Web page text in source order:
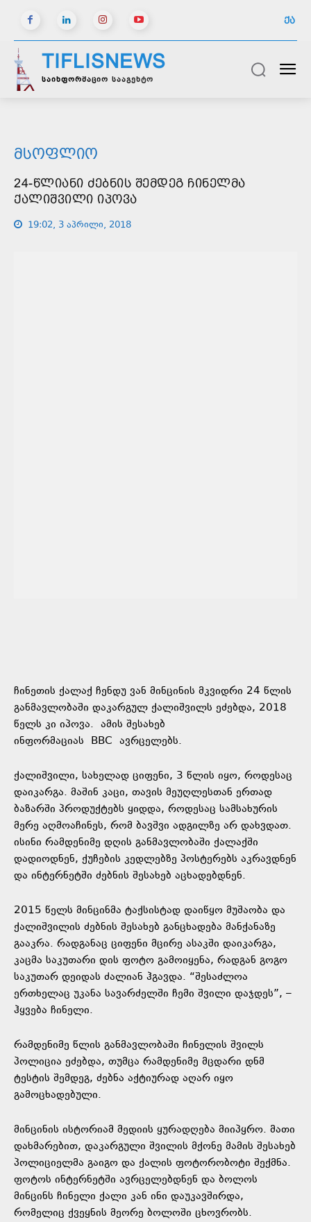
ᲥᲐ
TIFLISNEWS
საინფორმაციო სააგენტო
ᲛᲡᲝᲤᲚᲘᲝ
24-ᲬᲚᲘᲐᲜᲘ ᲫᲔᲑᲜᲘᲡ ᲨᲔᲛᲓᲔᲒ ᲩᲘᲜᲔᲚᲛᲐ
ᲥᲐᲚᲘᲨᲕᲘᲚᲘ ᲘᲞᲝᲕᲐ
19:02, 3 აპრილი, 2018
ჩინეთის ქალაქ ჩენდუ ვან მინცინის მკვიდრი 24 წლის
განმავლობაში დაკარგულ ქალიშვილს ეძებდა, 2018
წელს კი იპოვა. ამის შესახებ
ინფორმაციას BBC ავრცელებს.
ქალიშვილი, სახელად ციფენი, 3 წლის იყო, როდესაც
დაიკარგა. მაშინ კაცი, თავის მეუღლესთან ერთად
ბაზარში პროდუქტებს ყიდდა, როდესაც სამსახურის
მერე აღმოაჩინეს, რომ ბავშვი ადგილზე არ დახვდათ.
ისინი რამდენიმე დღის განმავლობაში ქალაქში
დადიოდნენ, ქუჩების კედლებზე პოსტერებს აკრავდნენ
და ინტერნეტში ძებნის შესახებ აცხადებდნენ.
2015 წელს მინცინმა ტაქსისტად დაიწყო მუშაობა და
ქალიშვილის ძებნის შესახებ განცხადება მანქანაზე
გააკრა. რადგანაც ციფენი მცირე ასაკში დაიკარგა,
კაცმა საკუთარი დის ფოტო გამოიყენა, რადგან გოგო
საკუთარ დეიდას ძალიან ჰგავდა. “შესაძლოა
ერთხელაც უკანა სავარძელში ჩემი შვილი დაჯდეს”, –
ჰყვება ჩინელი.
რამდენიმე წლის განმავლობაში ჩინელის შვილს
პოლიცია ეძებდა, თუმცა რამდენიმე მცდარი დნმ
ტესტის შემდეგ, ძებნა აქტიურად აღარ იყო
გამოცხადებული.
მინცინის ისტორიამ მედიის ყურადღება მიიპყრო. მათი
დახმარებით, დაკარგული შვილის მქონე მამის შესახებ
პოლიციელმა გაიგო და ქალის ფოტორობოტი შექმნა.
ფოტოს ინტერნეტში ავრცელებდნენ და ბოლოს
მინცინს ჩინელი ქალი კან ინი დაუკავშირდა,
რომელიც ქვეყნის მეორე ბოლოში ცხოვრობს.